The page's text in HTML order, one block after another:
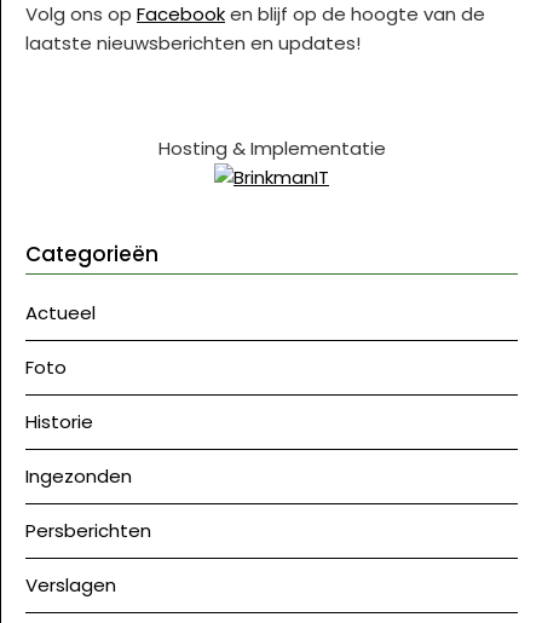
Volg ons op Facebooken blijf op de hoogte van de
laatste nieuwsberichten en updates!
Hosting & Implementatie
Categorieën
Actueel
Foto
Historie
Ingezonden
Persberichten
Verslagen